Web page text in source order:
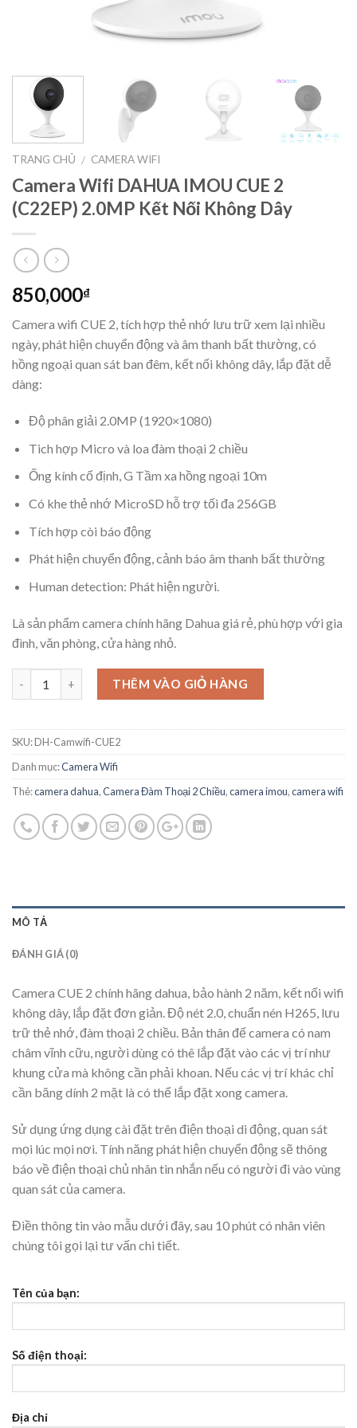
TRANG CHỦ / CAMERA WIFI
Camera Wifi DAHUA IMOU CUE 2
(C22EP) 2.0MP Kết Nối Không Dây
850,000₫
Camera wifi CUE 2, tích hợp thẻ nhớ lưu trữ xem lại nhiều
ngày, phát hiện chuyển động và âm thanh bất thường, có
hồng ngoại quan sát ban đêm, kết nối không dây, lắp đặt dễ
dàng:
Độ phân giải 2.0MP (1920×1080)
Tich hợp Micro và loa đàm thoại 2 chiều
Ống kính cố định, G Tầm xa hồng ngoại 10m
Có khe thẻ nhớ MicroSD hỗ trợ tối đa 256GB
Tích hợp còi báo động
Phát hiện chuyển động, cảnh báo âm thanh bất thường
Human detection: Phát hiện người.
Là sản phẩm camera chính hãng Dahua giá rẻ, phù hợp với gia
đình, văn phòng, cửa hàng nhỏ.
THÊM VÀO GIỎ HÀNG
SKU:DH-Camwifi-CUE2
Danh mục:Camera Wifi
Thẻ:camera dahua,Camera Đàm Thoại 2 Chiều,camera imou,camera wifi
MÔ TẢ
ĐÁNH GIÁ (0)
Camera CUE 2 chính hãng dahua, bảo hành 2 năm, kết nối wifi
không dây, lắp đặt đơn giản. Độ nét 2.0, chuẩn nén H265, lưu
trữ thẻ nhớ, đàm thoại 2 chiều. Bản thân đế camera có nam
châm vĩnh cữu, người dùng có thê lắp đặt vào các vị trí như
khung cửa mà không cần phải khoan. Nếu các vị trí khác chỉ
cần băng dính 2 mặt là có thể lắp đặt xong camera.
Sử dụng ứng dụng cài đặt trên điện thoại di động, quan sát
mọi lúc mọi nơi. Tính năng phát hiện chuyển động sẽ thông
báo về điện thoại chủ nhân tin nhắn nếu có người đi vào vùng
quan sát của camera.
Điền thông tin vào mẫu dưới đây, sau 10 phút có nhân viên
chúng tôi gọi lại tư vấn chi tiết.
Tên của bạn:
Số điện thoại:
Địa chỉ